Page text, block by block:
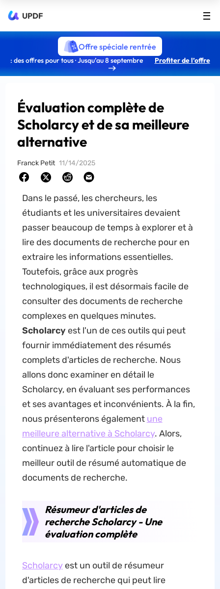
UPDF
Offre spéciale rentrée
: des offres pour tous · Jusqu’au 8 septembre Profiter de l’offre
Évaluation complète de
Scholarcy et de sa meilleure
alternative
Franck Petit 11/14/2025
Dans le passé, les chercheurs, les
étudiants et les universitaires devaient
passer beaucoup de temps à explorer et à
lire des documents de recherche pour en
extraire les informations essentielles.
Toutefois, grâce aux progrès
technologiques, il est désormais facile de
consulter des documents de recherche
complexes en quelques minutes.
Scholarcy est l'un de ces outils qui peut
fournir immédiatement des résumés
complets d'articles de recherche. Nous
allons donc examiner en détail le
Scholarcy, en évaluant ses performances
et ses avantages et inconvénients. À la fin,
nous présenterons également une
meilleure alternative à Scholarcy. Alors,
continuez à lire l'article pour choisir le
meilleur outil de résumé automatique de
documents de recherche.
Résumeur d'articles de
recherche Scholarcy - Une
évaluation complète
Scholarcyest un outil de résumeur
d'articles de recherche qui peut lire